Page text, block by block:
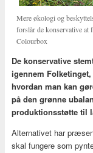
Mere økologi og
forslår de konservative
Colourbox
De konservative
igennem
hvordan man kan
på den grønne
produktionsstøtte til
Alternativet har
skal fungere som